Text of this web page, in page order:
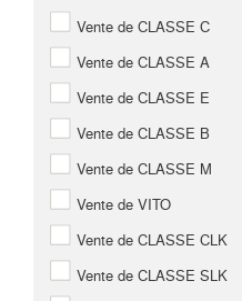
Vente de CLASSE C
Vente de CLASSE A
Vente de CLASSE E
Vente de CLASSE B
Vente de CLASSE M
Vente de VITO
Vente de CLASSE CLK
Vente de CLASSE SLK